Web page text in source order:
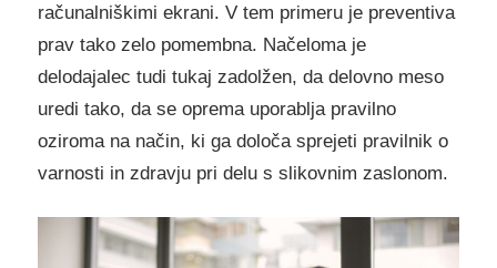
računalniškimi ekrani. V tem primeru je preventiva
prav tako zelo pomembna. Načeloma je
delodajalec tudi tukaj zadolžen, da delovno meso
uredi tako, da se oprema uporablja pravilno
oziroma na način, ki ga določa sprejeti pravilnik o
varnosti in zdravju pri delu s slikovnim zaslonom.